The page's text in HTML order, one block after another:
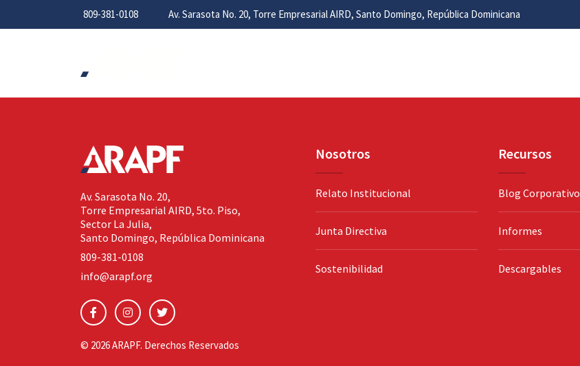
809-381-0108 Av. Sarasota No. 20, Torre Empresarial AIRD, Santo Domingo, República Dominicana
Av. Sarasota No. 20,
Torre Empresarial AIRD, 5to. Piso,
Sector La Julia,
Santo Domingo, República Dominicana
809-381-0108
info@arapf.org
Nosotros
Relato Institucional
Junta Directiva
Sostenibilidad
Recursos
Blog Corporativo
Informes
Descargables
© 2026 ARAPF. Derechos Reservados